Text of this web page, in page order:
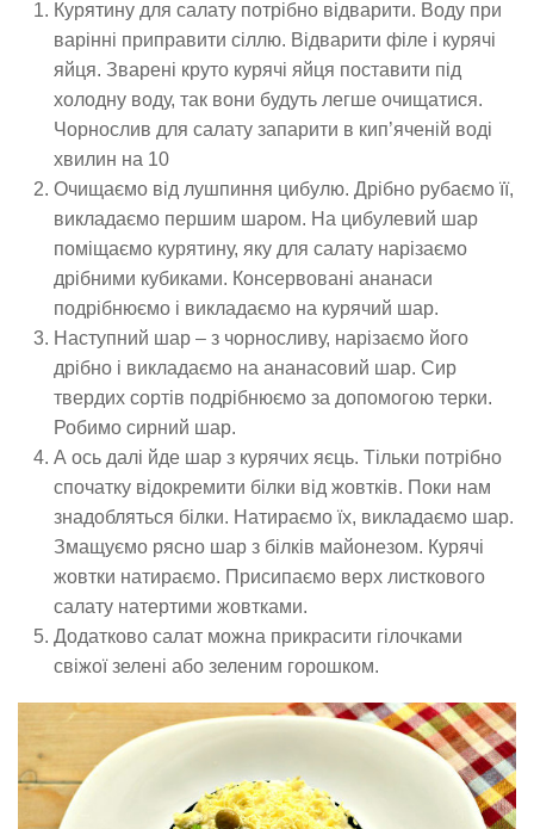
Курятину для салату потрібно відварити. Воду при
варінні приправити сіллю. Відварити філе і курячі
яйця. Зварені круто курячі яйця поставити під
холодну воду, так вони будуть легше очищатися.
Чорнослив для салату запарити в кип’яченій воді
хвилин на 10
Очищаємо від лушпиння цибулю. Дрібно рубаємо її,
викладаємо першим шаром. На цибулевий шар
поміщаємо курятину, яку для салату нарізаємо
дрібними кубиками. Консервовані ананаси
подрібнюємо і викладаємо на курячий шар.
Наступний шар – з чорносливу, нарізаємо його
дрібно і викладаємо на ананасовий шар. Сир
твердих сортів подрібнюємо за допомогою терки.
Робимо сирний шар.
А ось далі йде шар з курячих яєць. Тільки потрібно
спочатку відокремити білки від жовтків. Поки нам
знадобляться білки. Натираємо їх, викладаємо шар.
Змащуємо рясно шар з білків майонезом. Курячі
жовтки натираємо. Присипаємо верх листкового
салату натертими жовтками.
Додатково салат можна прикрасити гілочками
свіжої зелені або зеленим горошком.